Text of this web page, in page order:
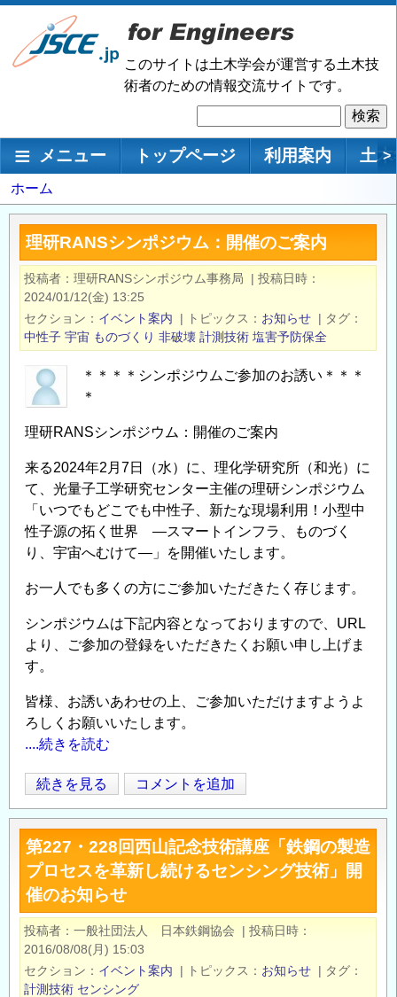
メ
ン
移
このサイトは土木学会が運営する土木技
術者のための情報交流サイトです。
索
メインナビゲーション
メニュー トップページ 利用案内 土 >
パ
ン
く
ず
ホーム
理研RANSシンポジウム：開催のご案内
投稿者 理研RANSシンポジウム事務局 | 投稿日時
2024/01/12(金) 13:25
セクション
イベント案内 | トピックス お知らせ | タグ
中性子 宇宙 ものづくり 非破壊 計測技術 塩害予防保全
＊＊＊＊シンポジウムご参加のお誘い＊＊＊
＊
理研RANSシンポジウム：開催のご案内
来る2024年2月7日（水）に、理化学研究所（和光）に
て、光量子工学研究センター主催の理研シンポジウム
「いつでもどこでも中性子、新たな現場利用！小型中
性子源の拓く世界 ―スマートインフラ、ものづく
り、宇宙へむけて―」を開催いたします。
お一人でも多くの方にご参加いただきたく存じます。
シンポジウムは下記内容となっておりますので、URL
より、ご参加の登録をいただきたくお願い申し上げま
す。
皆様、お誘いあわせの上、ご参加いただけますようよ
ろしくお願いいたします。
....続きを読む
理
研
RANS
シ
ン
ポ
ジ
ウ
開
続きを見る コメントを追加
第227・228回西山記念技術講座「鉄鋼の製造
プロセスを革新し続けるセンシング技術」開
催のお知らせ
投稿者 一般社団法人 日本鉄鋼協会 | 投稿日時
2016/08/08(月) 15:03
セクション
イベント案内 | トピックス お知らせ | タグ
計測技術 センシング